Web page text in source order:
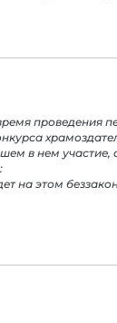
проведения
в нем участие,
на этом